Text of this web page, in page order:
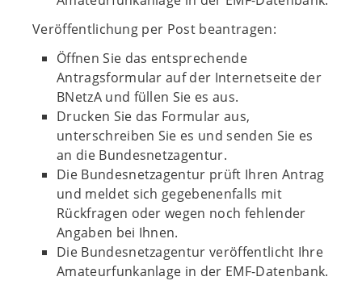
Veröffentlichung per Post beantragen:
Öffnen Sie das entsprechende
Antragsformular auf der Internetseite der
BNetzA und füllen Sie es aus.
Drucken Sie das Formular aus,
unterschreiben Sie es und senden Sie es
an die Bundesnetzagentur.
Die Bundesnetzagentur prüft Ihren Antrag
und meldet sich gegebenenfalls mit
Rückfragen oder wegen noch fehlender
Angaben bei Ihnen.
Die Bundesnetzagentur veröffentlicht Ihre
Amateurfunkanlage in der EMF-Datenbank.